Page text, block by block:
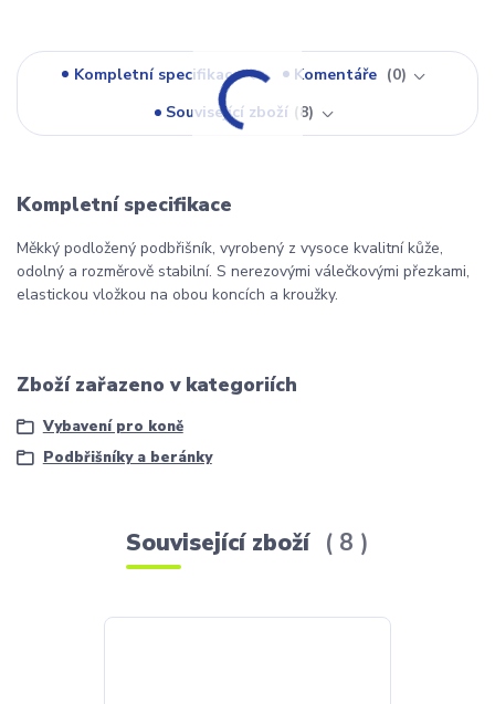
Kompletní specifikace Komentáře
0
Související zboží 8
Kompletní specifikace
Měkký podložený podbřišník, vyrobený z vysoce kvalitní kůže,
odolný a rozměrově stabilní. S nerezovými válečkovými přezkami,
elastickou vložkou na obou koncích a kroužky.
Zboží zařazeno v kategoriích
Vybavení pro koně
Podbřišníky a beránky
Související zboží 8